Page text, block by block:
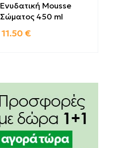
Ενυδατική Mousse
Σώματος 450 ml
11.50 €